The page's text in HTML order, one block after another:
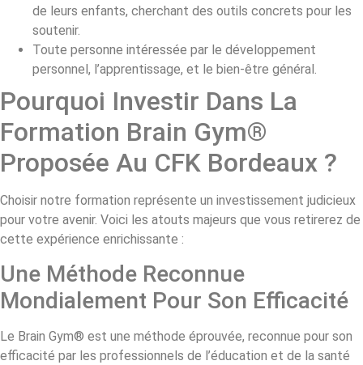
de leurs enfants, cherchant des outils concrets pour les
soutenir.
Toute personne intéressée par le développement
personnel, l’apprentissage, et le bien-être général.
Pourquoi Investir Dans La
Formation Brain Gym®
Proposée Au CFK Bordeaux ?
Choisir notre formation représente un investissement judicieux
pour votre avenir. Voici les atouts majeurs que vous retirerez de
cette expérience enrichissante :
Une Méthode Reconnue
Mondialement Pour Son Efficacité
Le Brain Gym® est une méthode éprouvée, reconnue pour son
efficacité par les professionnels de l’éducation et de la santé